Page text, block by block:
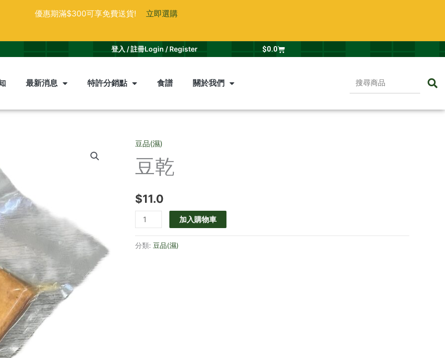
優惠期滿$300可享免費送貨! 立即選購
登入 / 註冊Login / Register $0.0Cart
最新消息 特許分銷點 食譜 關於我們
搜
尋
豆品(濕)
豆乾
$11.0
豆
乾
數
加入購物車
分類: 豆品(濕)